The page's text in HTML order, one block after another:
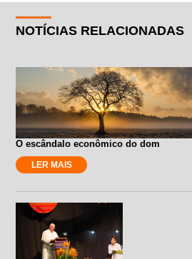
NOTÍCIAS RELACIONADAS
O escândalo econômico do dom
LER MAIS